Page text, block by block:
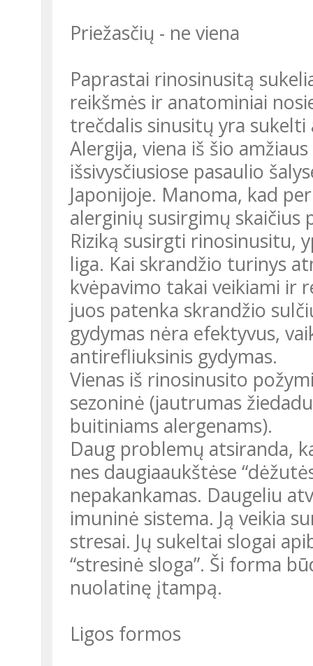
Priežasčių - ne viena
Paprastai rinosinusitą
reikšmės ir anatominiai
trečdalis sinusitų yra
Alergija, viena iš šio
išsivysčiusiose pasaulio
Japonijoje. Manoma, kad
alerginių susirgimų skaičius
Riziką susirgti rinosinusitu,
liga. Kai skrandžio turinys
kvėpavimo takai veikiami ir
juos patenka skrandžio
gydymas nėra efektyvus,
antirefliuksinis gydymas.
Vienas iš rinosinusito
sezoninė (jautrumas
buitiniams alergenams).
Daug problemų atsiranda,
nes daugiaaukštėse
nepakankamas. Daugeliu
imuninė sistema. Ją veikia
stresai. Jų sukeltai slogai
“stresinė sloga”. Ši forma
nuolatinę įtampą.
Ligos formos